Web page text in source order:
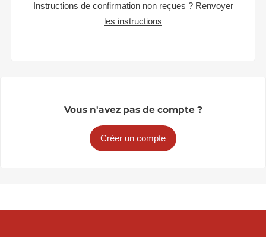
Instructions de confirmation non reçues ? Renvoyer
les instructions
Vous n'avez pas de compte ?
Créer un compte